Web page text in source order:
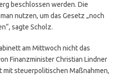
beschlossen werden. Die
nutzen, um das Gesetz „noch
sagte Scholz.
am Mittwoch nicht das
Finanzminister Christian Lindner
mit steuerpolitischen Maßnahmen,